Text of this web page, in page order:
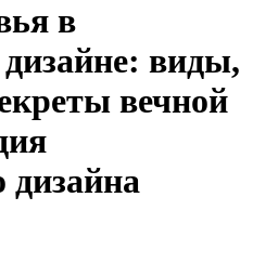
в
виды,
вечной